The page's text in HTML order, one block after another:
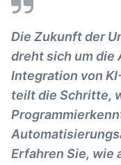
Die Zukunft der
dreht sich um die
Integration von
teilt die Schritte,
Erfahren Sie, wie